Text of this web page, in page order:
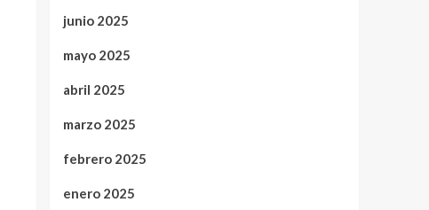
junio 2025
mayo 2025
abril 2025
marzo 2025
febrero 2025
enero 2025